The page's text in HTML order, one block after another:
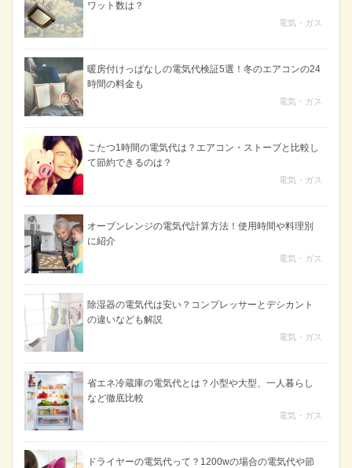
ワット数は？
電気・ガス
暖房付けっぱなしの電気代検証5選！冬のエアコンの24
時間の料金も
電気・ガス
こたつ1時間の電気代は？エアコン・ストーブと比較し
て節約できるのは？
電気・ガス
オーブンレンジの電気代計算方法！使用時間や料理別
に紹介
電気・ガス
除湿器の電気代は安い？コンプレッサーとデシカント
の違いなども解説
電気・ガス
省エネ冷蔵庫の電気代とは？小型や大型、一人暮らし
など徹底比較
電気・ガス
ドライヤーの電気代って？1200wの場合の電気代や節